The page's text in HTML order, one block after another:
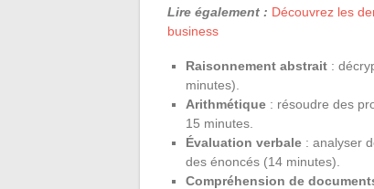
Lire également : Découvrez les
business
Raisonnement abstrait :
minutes).
Arithmétique : résoudre des
15 minutes.
Évaluation verbale : analyser
des énoncés (14 minutes).
Compréhension de